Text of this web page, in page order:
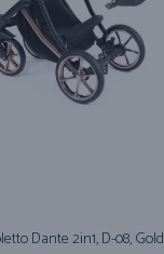
Dante 2in1, D-08, Gold